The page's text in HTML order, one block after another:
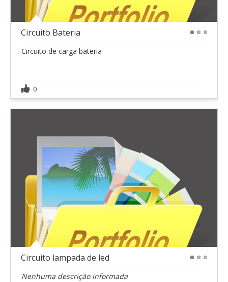
Circuito Bateria
Circuito de carga bateria
0
Circuito lampada de led
Nenhuma descrição informada